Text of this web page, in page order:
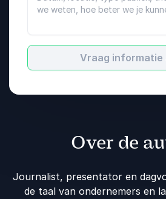
Vraag informatie
Over de
Journalist, presentator en
de taal van ondernemers en